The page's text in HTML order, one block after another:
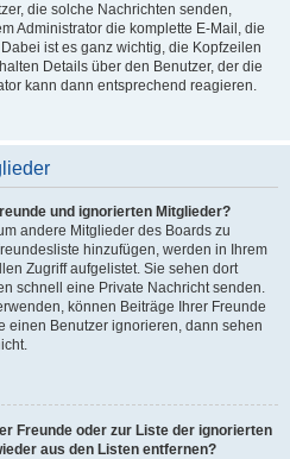
die solche Nachrichten senden,
Administrator die komplette E-Mail, die
ist es ganz wichtig, die Kopfzeilen
Details über den Benutzer, der die
kann dann entsprechend reagieren.
und ignorierten Mitglieder?
andere Mitglieder des Boards zu
hinzufügen, werden in Ihrem
Zugriff aufgelistet. Sie sehen dort
schnell eine Private Nachricht senden.
können Beiträge Ihrer Freunde
einen Benutzer ignorieren, dann sehen
Freunde oder zur Liste der ignorierten
aus den Listen entfernen?